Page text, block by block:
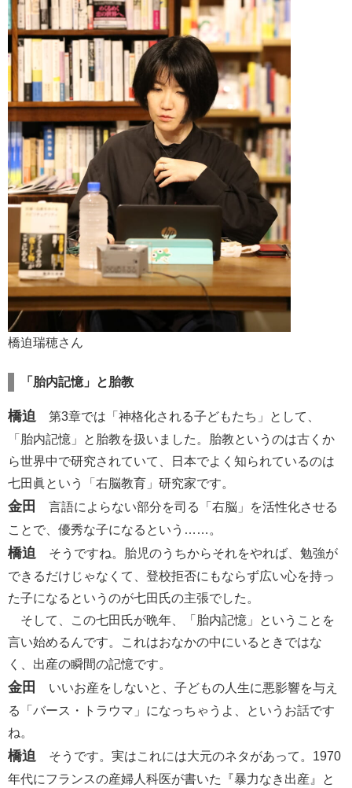
橋迫瑞穂さん
「胎内記憶」と胎教
橋迫 第3章では「神格化される子どもたち」として、
「胎内記憶」と胎教を扱いました。胎教というのは古くか
ら世界中で研究されていて、日本でよく知られているのは
七田眞という「右脳教育」研究家です。
金田
言語によらない部分を司る「右脳」を活性化させる
ことで、優秀な子になるという……。
橋迫 そうですね。胎児のうちからそれをやれば、勉強が
できるだけじゃなくて、登校拒否にもならず広い心を持っ
た子になるというのが七田氏の主張でした。
そして、この七田氏が晩年、「胎内記憶」ということを
言い始めるんです。これはおなかの中にいるときではな
く、出産の瞬間の記憶です。
金田
いいお産をしないと、子どもの人生に悪影響を与え
る「バース・トラウマ」になっちゃうよ、というお話です
ね。
橋迫 そうです。実はこれには大元のネタがあって。1970
年代にフランスの産婦人科医が書いた『暴力なき出産』と